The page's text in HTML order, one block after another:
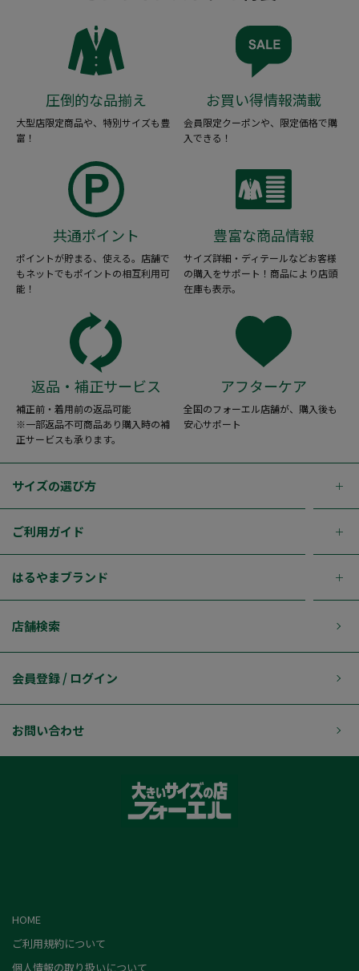
圧倒的な品揃え
大型店限定商品や、特別サイズも豊
富！
お買い得情報満載
会員限定クーポンや、限定価格で購
入できる！
共通ポイント
ポイントが貯まる、使える。店舗で
もネットでもポイントの相互利用可
能！
豊富な商品情報
サイズ詳細・ディテールなどお客様
の購入をサポート！商品により店頭
在庫も表示。
返品・補正サービス
補正前・着用前の返品可能
※一部返品不可商品あり購入時の補
正サービスも承ります。
アフターケア
全国のフォーエル店舗が、購入後も
安心サポート
サイズの選び方
ご利用ガイド
はるやまブランド
店舗検索
会員登録 / ログイン
お問い合わせ
HOME
ご利用規約について
個人情報の取り扱いについて